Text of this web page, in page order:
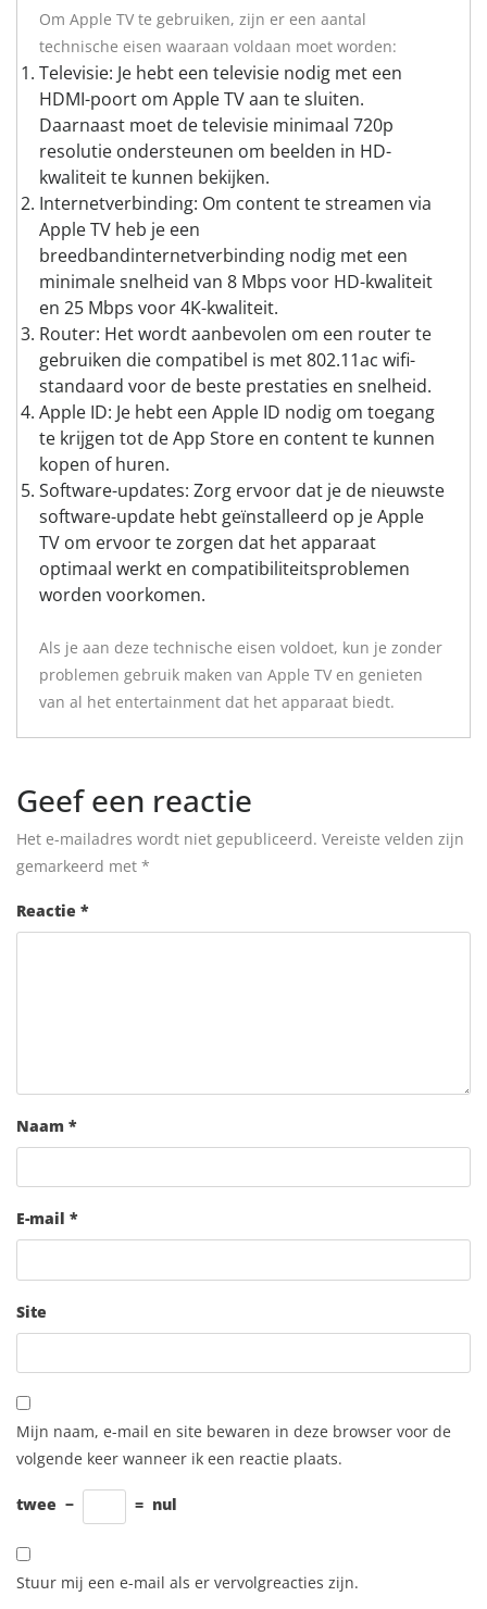
Om Apple TV te gebruiken, zijn er een aantal
technische eisen waaraan voldaan moet worden:
Televisie: Je hebt een televisie nodig met een
HDMI-poort om Apple TV aan te sluiten.
Daarnaast moet de televisie minimaal 720p
resolutie ondersteunen om beelden in HD-
kwaliteit te kunnen bekijken.
Internetverbinding: Om content te streamen via
Apple TV heb je een
breedbandinternetverbinding nodig met een
minimale snelheid van 8 Mbps voor HD-kwaliteit
en 25 Mbps voor 4K-kwaliteit.
Router: Het wordt aanbevolen om een router te
gebruiken die compatibel is met 802.11ac wifi-
standaard voor de beste prestaties en snelheid.
Apple ID: Je hebt een Apple ID nodig om toegang
te krijgen tot de App Store en content te kunnen
kopen of huren.
Software-updates: Zorg ervoor dat je de nieuwste
software-update hebt geïnstalleerd op je Apple
TV om ervoor te zorgen dat het apparaat
optimaal werkt en compatibiliteitsproblemen
worden voorkomen.
Als je aan deze technische eisen voldoet, kun je zonder
problemen gebruik maken van Apple TV en genieten
van al het entertainment dat het apparaat biedt.
Geef een reactie
Het e-mailadres wordt niet gepubliceerd. Vereiste velden zijn
gemarkeerd met *
Reactie *
Naam *
E-mail *
Site
Mijn naam, e-mail en site bewaren in deze browser voor de
volgende keer wanneer ik een reactie plaats.
twee − = nul
Stuur mij een e-mail als er vervolgreacties zijn.